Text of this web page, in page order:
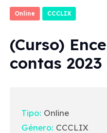
Online CCCLIX
(Curso)
contas 2023
Tipo: Online
Género: CCCLIX